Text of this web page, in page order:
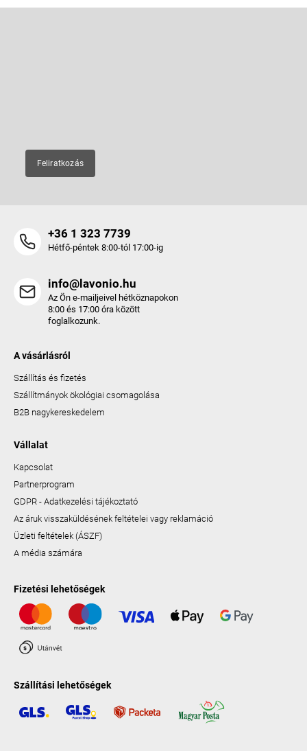
Feliratkozás
+36 1 323 7739
Hétfő-péntek 8:00-tól 17:00-ig
info@lavonio.hu
Az Ön e-mailjeivel hétköznapokon
8:00 és 17:00 óra között
foglalkozunk.
A vásárlásról
Szállítás és fizetés
Szállítmányok ökológiai csomagolása
B2B nagykereskedelem
Vállalat
Kapcsolat
Partnerprogram
GDPR - Adatkezelési tájékoztató
Az áruk visszaküldésének feltételei vagy reklamáció
Üzleti feltételek (ÁSZF)
A média számára
Fizetési lehetőségek
Szállítási lehetőségek